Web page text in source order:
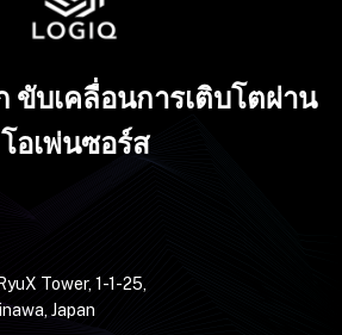
ขับเคลื่อนการเติบโตผ่าน
โอเพ่นซอร์ส
RyuX Tower, 1-1-25,
Japan